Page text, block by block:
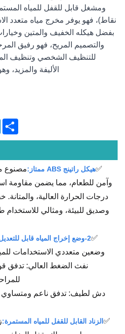
نقاط)، فهو يوفر مخرج مياه متعدد
بفضل هيكله الخفيف والمتين
والتصميم المريح، فهو رفيق
للتنظيف الشخصي وتنظيف
الأليفة والمزيد،
Share
✅هيكل راتينج ABS ممتاز:
وآمن للطعام، مما يضمن مقاومة
درجات الحرارة العالية،
وصديق للبيئة، ومثالي للاستخدام
✅2-وضع إخراج المياه قابل للتعديل:
وضعين متعددي الاستخدامات
نفث الضغط العالي: تدفق
دش لطيف: تدفق ناعم ومتساوي
✅الزناد القابل للقفل للمياه المستمرة: